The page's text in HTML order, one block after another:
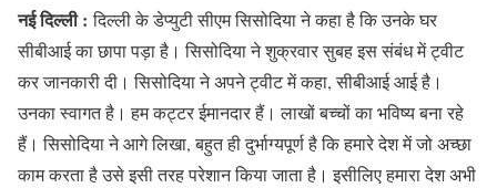
नई दिल्ली :दिल्ली के डेप्युटी सीएम सिसोदिया ने कहा है कि उनके घर
सीबीआई का छापा पड़ा है। सिसोदिया ने शुक्रवार सुबह इस संबंध में ट्वीट
कर जानकारी दी। सिसोदिया ने अपने ट्वीट में कहा, सीबीआई आई है।
उनका स्वागत है। हम कट्टर ईमानदार हैं। लाखों बच्चों का भविष्य बना रहे
हैं। सिसोदिया ने आगे लिखा, बहुत ही दुर्भाग्यपूर्ण है कि हमारे देश में जो अच्छा
काम करता है उसे इसी तरह परेशान किया जाता है। इसीलिए हमारा देश अभी